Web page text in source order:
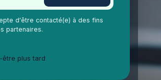
d'être contacté(e) à des fins
partenaires.
être plus tard